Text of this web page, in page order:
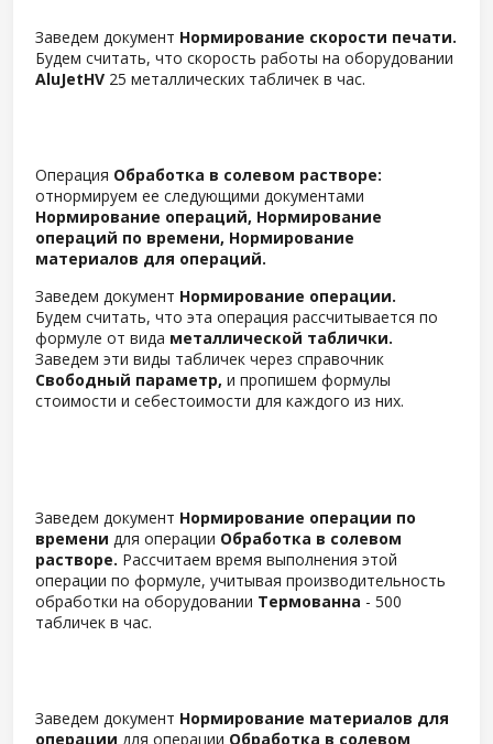
Заведем документ Нормирование скорости печати.
Будем считать, что скорость работы на оборудовании
AluJetHV 25 металлических табличек в час.
Операция Обработка в солевом растворе:
отнормируем ее следующими документами
Нормирование операций, Нормирование
операций по времени, Нормирование
материалов для операций.
Заведем документ Нормирование операции.
Будем считать, что эта операция рассчитывается по
формуле от вида металлической таблички.
Заведем эти виды табличек через справочник
Свободный параметр, и пропишем формулы
стоимости и себестоимости для каждого из них.
Заведем документ Нормирование операции по
времени для операции Обработка в солевом
растворе. Рассчитаем время выполнения этой
операции по формуле, учитывая производительность
обработки на оборудовании Термованна - 500
табличек в час.
Заведем документ Нормирование материалов для
операции для операции Обработка в солевом